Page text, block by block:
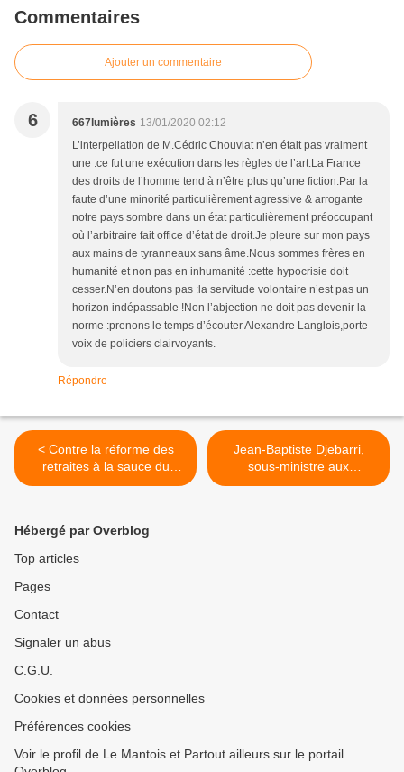
Commentaires
Ajouter un commentaire
6 667lumières 13/01/2020 02:12
L’interpellation de M.Cédric Chouviat n’en était pas vraiment
une :ce fut une exécution dans les règles de l’art.La France
des droits de l’homme tend à n’être plus qu’une fiction.Par la
faute d’une minorité particulièrement agressive & arrogante
notre pays sombre dans un état particulièrement préoccupant
où l’arbitraire fait office d’état de droit.Je pleure sur mon pays
aux mains de tyranneaux sans âme.Nous sommes frères en
humanité et non pas en inhumanité :cette hypocrisie doit
cesser.N’en doutons pas :la servitude volontaire n’est pas un
horizon indépassable !Non l’abjection ne doit pas devenir la
norme :prenons le temps d’écouter Alexandre Langlois,porte-
voix de policiers clairvoyants.
Répondre
< Contre la réforme des
retraites à la sauce du
capital, une analyse de la
Jean-Baptiste Djebarri,
sous-ministre aux
Transports, à la CGT-
Hébergé par Overblog
Top articles
Pages
Contact
Signaler un abus
C.G.U.
Cookies et données personnelles
Préférences cookies
Voir le profil de Le Mantois et Partout ailleurs sur le portail